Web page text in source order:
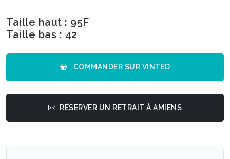
Taille haut : 95F
Taille bas : 42
COMMANDER SUR VINTED
RÉSERVER UN RETRAIT À AMIENS